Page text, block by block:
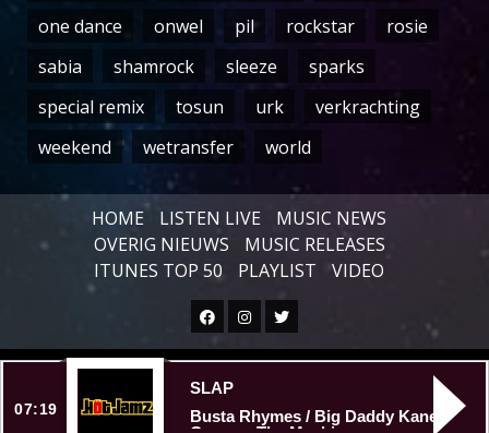
one dance
onwel pil rockstar
rosie
sabia
shamrock sleeze
sparks
special remix
tosun urk
verkrachting
weekend
wetransfer world
HOME LISTEN LIVE
MUSIC NEWS
OVERIG NIEUWS
MUSIC RELEASES
ITUNES TOP 50
PLAYLIST VIDEO
Facebook
Instagram
Twitter
Copyright © All rights reserved.
07:19
SLAP
Busta Rhymes / Big Daddy Kane /